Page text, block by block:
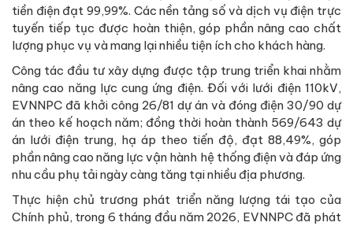
tiền điện đạt 99,99%. Các nền tảng số và dịch vụ điện trực
tuyến tiếp tục được hoàn thiện, góp phần nâng cao chất
lượng phục vụ và mang lại nhiều tiện ích cho khách hàng.
Công tác đầu tư xây dựng được tập trung triển khai nhằm
nâng cao năng lực cung ứng điện. Đối với lưới điện 110kV,
EVNNPC đã khởi công 26/81 dự án và đóng điện 30/90 dự
án theo kế hoạch năm; đồng thời hoàn thành 569/643 dự
án lưới điện trung, hạ áp theo tiến độ, đạt 88,49%, góp
phần nâng cao năng lực vận hành hệ thống điện và đáp ứng
nhu cầu phụ tải ngày càng tăng tại nhiều địa phương.
Thực hiện chủ trương phát triển năng lượng tái tạo của
Chính phủ, trong 6 tháng đầu năm 2026, EVNNPC đã phát